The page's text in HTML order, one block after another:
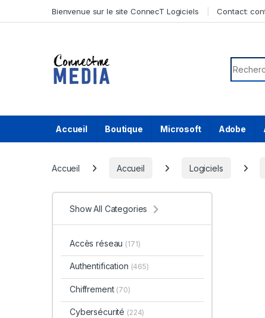
Bienvenue sur le site ConnecT Logiciels Contact:
Search
Accueil Boutique Microsoft Adobe
Accueil Accueil Logiciels
Show All Categories
Accès réseau (171)
Authentification (465)
Chiffrement (70)
Cybersécurité (224)